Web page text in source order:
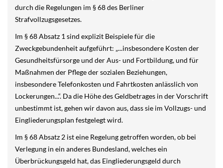
durch die Regelungen im § 68 des Berliner
Strafvollzugsgesetzes.
Im § 68 Absatz 1 sind explizit Beispiele für die
Zweckgebundenheit aufgeführt: „...insbesondere Kosten der
Gesundheitsfürsorge und der Aus- und Fortbildung, und für
Maßnahmen der Pflege der sozialen Beziehungen,
insbesondere Telefonkosten und Fahrtkosten anlässlich von
Lockerungen...“. Da die Höhe des Geldbetrages in der Vorschrift
unbestimmt ist, gehen wir davon aus, dass sie im Vollzugs- und
Eingliederungsplan festgelegt wird.
Im § 68 Absatz 2 ist eine Regelung getroffen worden, ob bei
Verlegung in ein anderes Bundesland, welches ein
Überbrückungsgeld hat, das Eingliederungsgeld durch